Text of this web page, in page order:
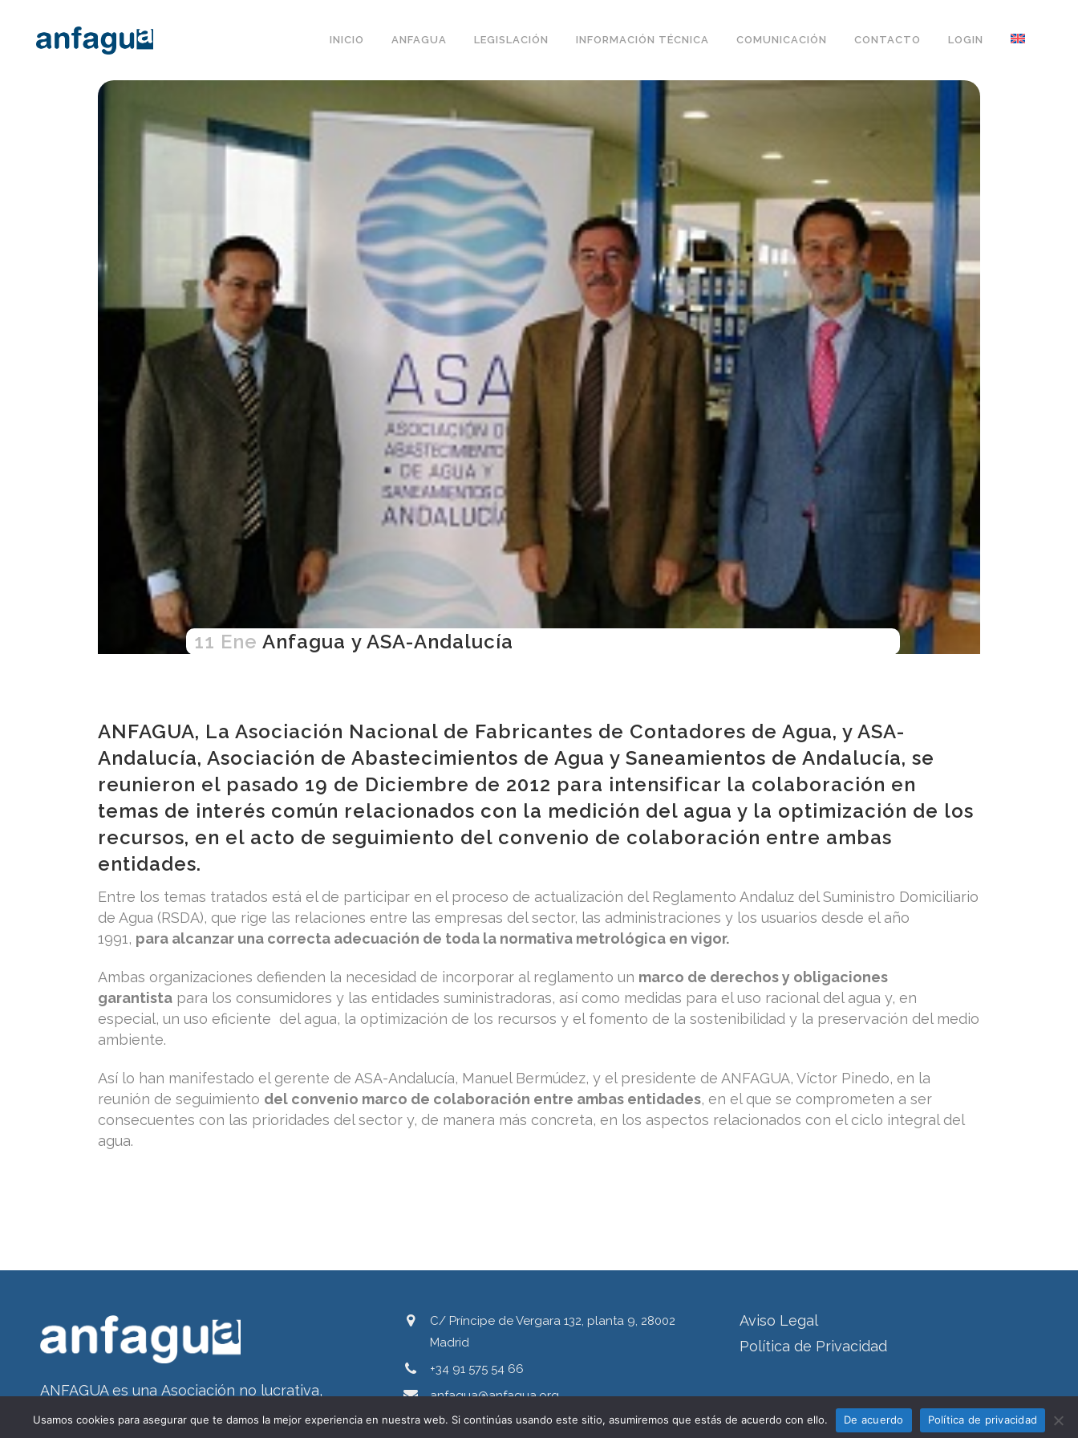
INICIO ANFAGUA LEGISLACIÓN INFORMACIÓN TÉCNICA COMUNICACIÓN CONTACTO LOGIN
11 Ene Anfagua y ASA-Andalucía
ANFAGUA, La Asociación Nacional de Fabricantes de Contadores de Agua, y ASA-
Andalucía, Asociación de Abastecimientos de Agua y Saneamientos de Andalucía, se
reunieron el pasado 19 de Diciembre de 2012 para intensificar la colaboración en
temas de interés común relacionados con la medición del agua y la optimización de los
recursos, en el acto de seguimiento del convenio de colaboración entre ambas
entidades.
Entre los temas tratados está el de participar en el proceso de actualización del Reglamento Andaluz del Suministro Domiciliario
de Agua (RSDA), que rige las relaciones entre las empresas del sector, las administraciones y los usuarios desde el año
1991, para alcanzar una correcta adecuación de toda la normativa metrológica en vigor.
Ambas organizaciones defienden la necesidad de incorporar al reglamento un marco de derechos y obligaciones
garantista para los consumidores y las entidades suministradoras, así como medidas para el uso racional del agua y, en
especial, un uso eficiente del agua, la optimización de los recursos y el fomento de la sostenibilidad y la preservación del medio
ambiente.
Así lo han manifestado el gerente de ASA-Andalucía, Manuel Bermúdez, y el presidente de ANFAGUA, Víctor Pinedo, en la
reunión de seguimiento del convenio marco de colaboración entre ambas entidades, en el que se comprometen a ser
consecuentes con las prioridades del sector y, de manera más concreta, en los aspectos relacionados con el ciclo integral del
agua.
ANFAGUA es una Asociación no lucrativa,
C/ Príncipe de Vergara 132, planta 9, 28002
Madrid
+34 91 575 54 66
anfagua@anfagua.org
Aviso Legal
Política de Privacidad
Usamos cookies para asegurar que te damos la mejor experiencia en nuestra web. Si continúas usando este sitio, asumiremos que estás de acuerdo con ello. De acuerdo Política de privacidad